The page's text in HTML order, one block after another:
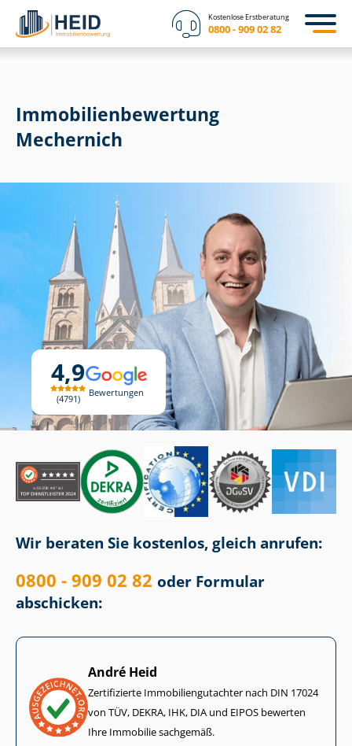
Kostenlose Erstberatung
0800 - 909 02 82
4,9
4791
Bewertungen
Immobilien­bewertung
Mechernich
Wir beraten Sie kostenlos, gleich anrufen:
0800 - 909 02 82 oder Formular
abschicken:
André Heid
Zertifizierte Im­mo­bi­li­en­gut­ach­ter nach DIN 17024
von TÜV, DEKRA, IHK, DIA und EIPOS bewerten
Ihre Immobilie sachgemäß.